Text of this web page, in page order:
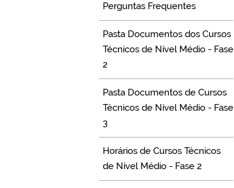
Perguntas Frequentes
Pasta Documentos dos Cursos
Técnicos de Nível Médio - Fase
2
Pasta Documentos de Cursos
Técnicos de Nível Médio - Fase
3
Horários de Cursos Técnicos
de Nível Médio - Fase 2